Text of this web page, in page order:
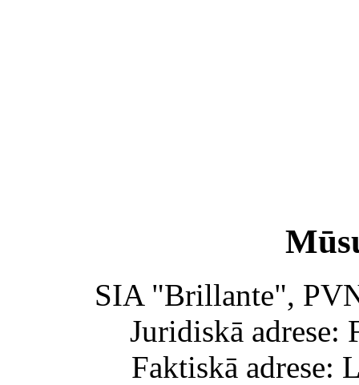
SIA "Brillante",
Juridiskā adrese:
Faktiskā adrese: